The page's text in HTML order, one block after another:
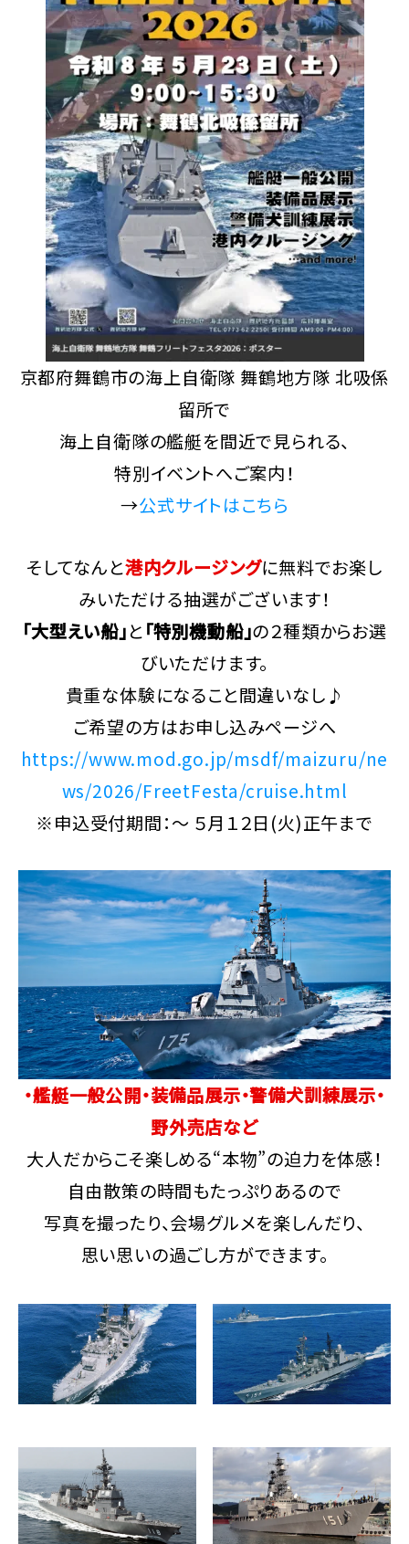
京都府舞鶴市の海上自衛隊 舞鶴地方隊 北吸係
留所で
海上自衛隊の艦艇を間近で見られる、
特別イベントへご案内！
→公式サイトはこちら
そしてなんと港内クルージングに無料でお楽し
みいただける抽選がございます！
「大型えい船」と「特別機動船」の２種類からお選
びいただけます。
貴重な体験になること間違いなし♪
ご希望の方はお申し込みページへ
https://www.mod.go.jp/msdf/maizuru/ne
ws/2026/FreetFesta/cruise.html
※申込受付期間：～ ５月１２日(火)正午まで
・艦艇一般公開・装備品展示・警備犬訓練展示・
野外売店など
大人だからこそ楽しめる“本物”の迫力を体感！
自由散策の時間もたっぷりあるので
写真を撮ったり、会場グルメを楽しんだり、
思い思いの過ごし方ができます。